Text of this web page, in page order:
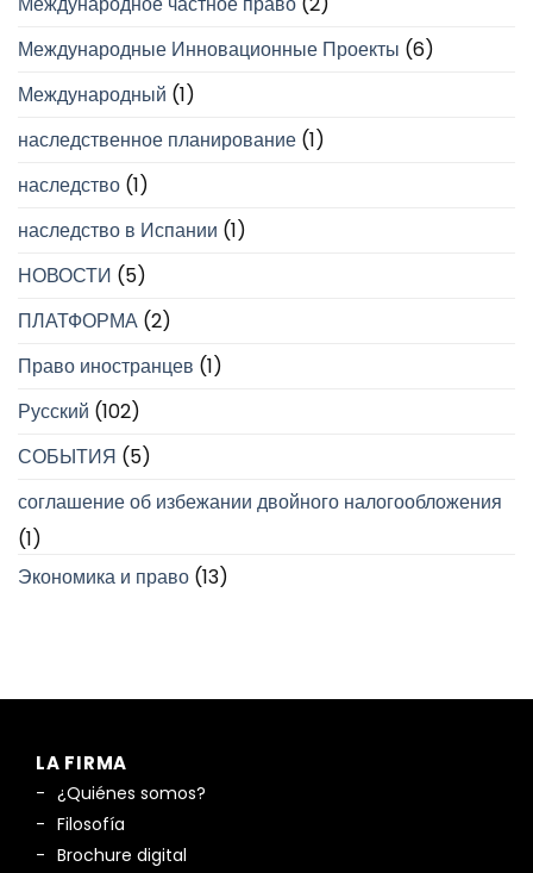
Международные Инновационные Проекты (6)
Международный (1)
наследственное планирование (1)
наследство (1)
наследство в Испании (1)
НОВОСТИ (5)
ПЛАТФОРМА (2)
Право иностранцев (1)
Русский (102)
СОБЫТИЯ (5)
соглашение об избежании двойного налогообложения
(1)
Экономика и право (13)
LA FIRMA
¿Quiénes somos?
Filosofía
Brochure digital